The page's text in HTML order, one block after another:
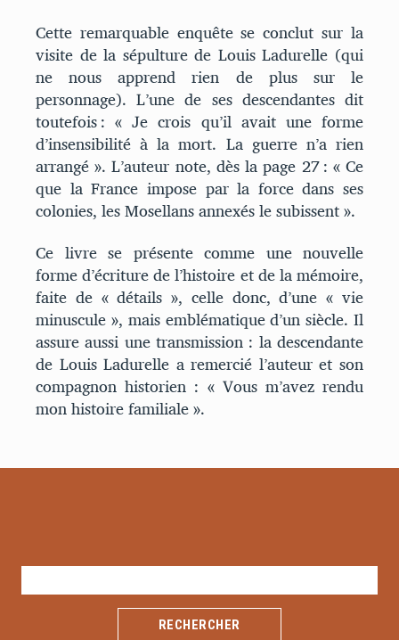
Cette remarquable enquête se conclut sur la
visite de la sépulture de Louis Ladurelle (qui
ne nous apprend rien de plus sur le
personnage). L’une de ses descendantes dit
toutefois : « Je crois qu’il avait une forme
d’insensibilité à la mort. La guerre n’a rien
arrangé ». L’auteur note, dès la page 27 : « Ce
que la France impose par la force dans ses
colonies, les Mosellans annexés le subissent ».
Ce livre se présente comme une nouvelle
forme d’écriture de l’histoire et de la mémoire,
faite de « détails », celle donc, d’une « vie
minuscule », mais emblématique d’un siècle. Il
assure aussi une transmission : la descendante
de Louis Ladurelle a remercié l’auteur et son
compagnon historien : « Vous m’avez rendu
mon histoire familiale ».